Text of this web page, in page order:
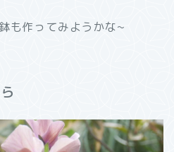
も作ってみようかな~